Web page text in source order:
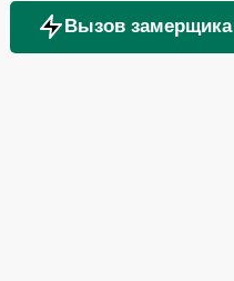
Вызов замерщика